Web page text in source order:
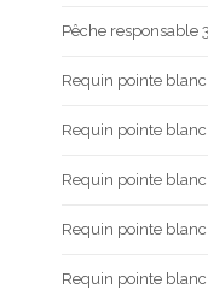
Pêche responsable 3
Requin pointe
Requin pointe
Requin pointe
Requin pointe
Requin pointe